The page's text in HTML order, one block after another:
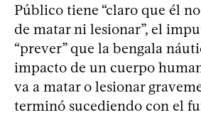
Público tiene “claro que él
de matar ni lesionar”, el
“prever” que la bengala
impacto de un cuerpo
va a matar o lesionar
terminó sucediendo con el